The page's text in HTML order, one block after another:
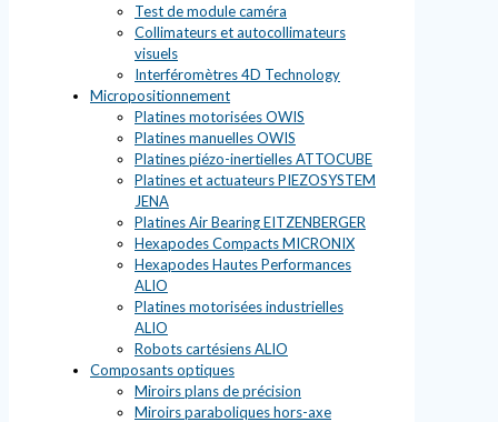
Test de module caméra
Collimateurs et autocollimateurs
visuels
Interféromètres 4D Technology
Micropositionnement
Platines motorisées OWIS
Platines manuelles OWIS
Platines piézo-inertielles ATTOCUBE
Platines et actuateurs PIEZOSYSTEM
JENA
Platines Air Bearing EITZENBERGER
Hexapodes Compacts MICRONIX
Hexapodes Hautes Performances
ALIO
Platines motorisées industrielles
ALIO
Robots cartésiens ALIO
Composants optiques
Miroirs plans de précision
Miroirs paraboliques hors-axe